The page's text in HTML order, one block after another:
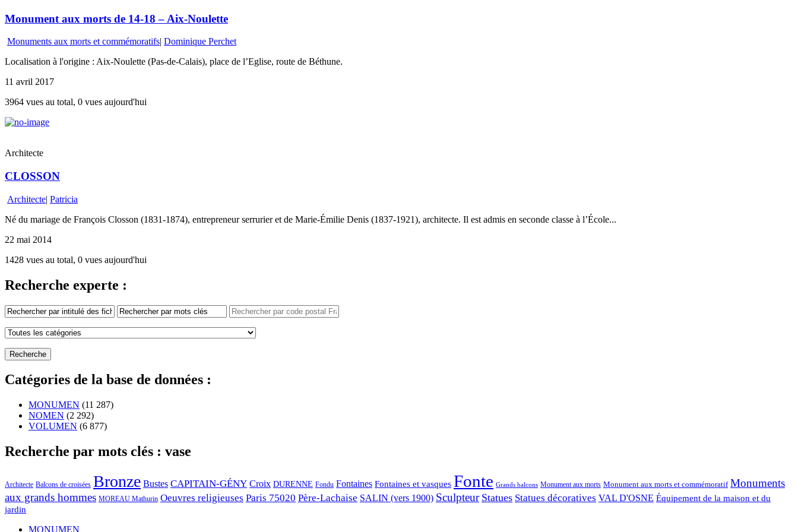
Monument aux morts de 14-18 – Aix-Noulette
Monuments aux morts et commémoratifs| Dominique Perchet
Localisation à l'origine : Aix-Noulette (Pas-de-Calais), place de l’Eglise, route de Béthune.
11 avril 2017
3964 vues au total, 0 vues aujourd'hui
Architecte
CLOSSON
Architecte| Patricia
Né du mariage de François Closson (1831-1874), entrepreneur serrurier et de Marie-Émilie Denis (1837-1921), architecte. Il est admis en seconde classe à l’École...
22 mai 2014
1428 vues au total, 0 vues aujourd'hui
Recherche experte :
Catégories de la base de données :
MONUMEN (11 287)
NOMEN (2 292)
VOLUMEN (6 877)
Recherche par mots clés : vase
Architecte Balcons de croisées Bronze Bustes CAPITAIN-GÉNY Croix DURENNE Fondu Fontaines Fontaines et vasques Fonte Grands balcons Monument aux morts Monument aux morts et commémoratif Monuments
aux grands hommes MOREAU Mathurin Oeuvres religieuses Paris 75020 Père-Lachaise SALIN (vers 1900) Sculpteur Statues Statues décoratives VAL D'OSNE Équipement de la maison et du
jardin
MONUMEN